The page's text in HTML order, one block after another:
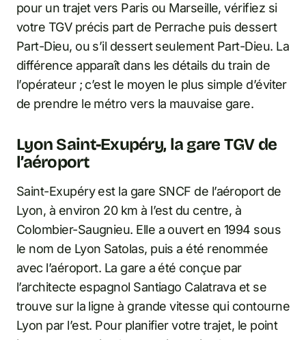
pour un trajet vers Paris ou Marseille, vérifiez si
votre TGV précis part de Perrache puis dessert
Part-Dieu, ou s’il dessert seulement Part-Dieu. La
différence apparaît dans les détails du train de
l’opérateur ; c’est le moyen le plus simple d’éviter
de prendre le métro vers la mauvaise gare.
Lyon Saint-Exupéry, la gare TGV de
l’aéroport
Saint-Exupéry est la gare SNCF de l’aéroport de
Lyon, à environ 20 km à l’est du centre, à
Colombier-Saugnieu. Elle a ouvert en 1994 sous
le nom de Lyon Satolas, puis a été renommée
avec l’aéroport. La gare a été conçue par
l’architecte espagnol Santiago Calatrava et se
trouve sur la ligne à grande vitesse qui contourne
Lyon par l’est. Pour planifier votre trajet, le point